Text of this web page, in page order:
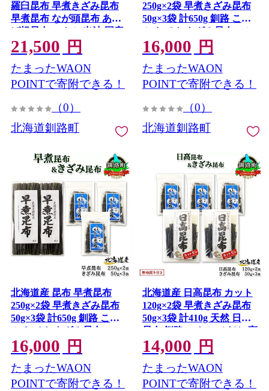
羅臼昆布 早煮きざみ昆布
早煮昆布 なが頭昆布 あつ
ば根昆布 こんぶ 出汁 国産
コンブ 高級 出汁 だし昆布
詰め合わせ 保存食 乾物 北
連物産 きたれん 北海道 釧
路町 釧路超 特産品
21,500 円
たまったWAON
POINTで寄附できる！
（0）
北海道釧路町
250g×2袋 早煮きざみ昆布
50g×3袋 計650g 釧路 こん
ぶ おでん きざみ昆布 コン
ブ 煮物 詰め合わせ 早煮 保
存食 乾物 無地熨斗 熨斗 の
し 国産 北連物産 きたれん
北海道 釧路町 釧路超 特産
16,000 円
たまったWAON
POINTで寄附できる！
（0）
北海道釧路町
北海道産 昆布 早煮昆布
250g×2袋 早煮きざみ昆布
50g×3袋 計650g 釧路 こん
ぶ おでん きざみ昆布 コン
ブ 煮物 海藻 詰め合わせ 早
煮 保存食 乾物 北連物産 き
たれん 北海道 釧路町町 北
海道 釧路町 釧路超 特産品
16,000 円
たまったWAON
POINTで寄附できる！
北海道産 日高昆布 カット
120g×2袋 早煮きざみ昆布
50g×3袋 計410g 天然 日高
昆布 釧路 こんぶ ひだか 高
級 だし コンブ 出汁 だし昆
布 保存食 無地熨斗 熨斗 の
し 国産 北連物産 北海道 釧
路町 釧路超 特産品
14,000 円
たまったWAON
POINTで寄附できる！